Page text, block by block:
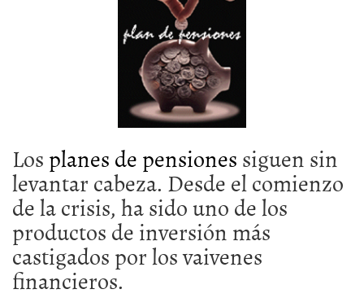
Losplanes de pensionessiguen sin
levantar cabeza. Desde el comienzo
de la crisis, ha sido uno de los
productos de inversión más
castigados por los vaivenes
financieros.